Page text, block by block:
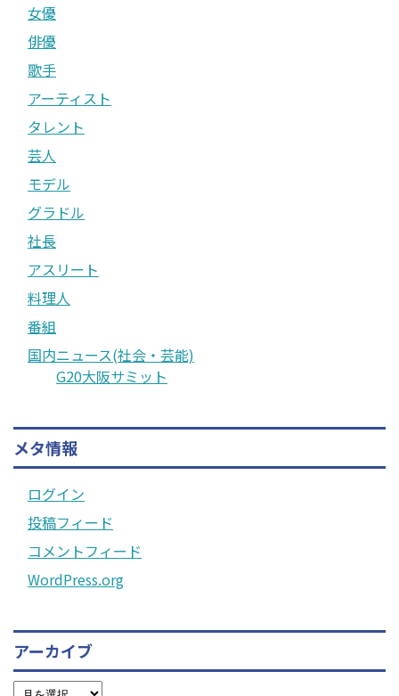
女優
俳優
歌手
アーティスト
タレント
芸人
モデル
グラドル
社長
アスリート
料理人
番組
国内ニュース(社会・芸能)
G20大阪サミット
メタ情報
ログイン
投稿フィード
コメントフィード
WordPress.org
アーカイブ